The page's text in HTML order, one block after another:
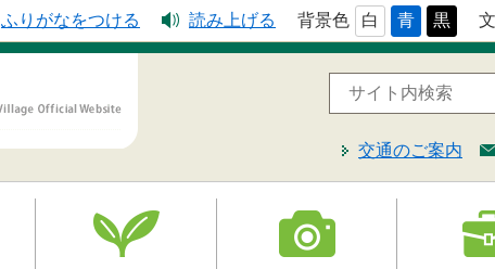
ふりがなをつける 読み上げる 背景色 白 青 黒
交通のご案内